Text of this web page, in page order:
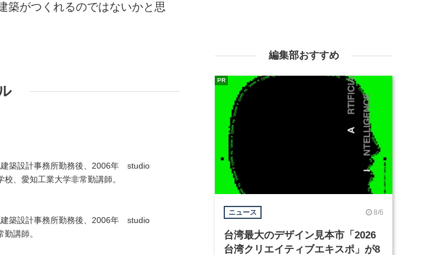
築がつくれるのではないかと思
築設計事務所勤務後、2006年 studio
、愛知工業大学非常勤講師。
築設計事務所勤務後、2006年 studio
講師。
編集部おすすめ
ニュース 8/6
台湾最大のデザイン見本市「2026
台湾クリエイティブエキスポ」が8
PR